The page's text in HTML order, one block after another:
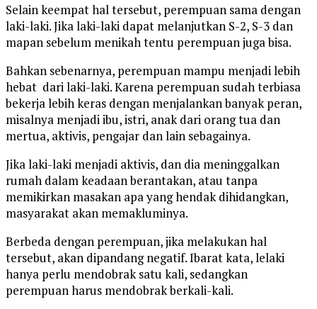
Selain keempat hal tersebut, perempuan sama dengan
laki-laki. Jika laki-laki dapat melanjutkan S-2, S-3 dan
mapan sebelum menikah tentu perempuan juga bisa.
Bahkan sebenarnya, perempuan mampu menjadi lebih
hebat dari laki-laki. Karena perempuan sudah terbiasa
bekerja lebih keras dengan menjalankan banyak peran,
misalnya menjadi ibu, istri, anak dari orang tua dan
mertua, aktivis, pengajar dan lain sebagainya.
Jika laki-laki menjadi aktivis, dan dia meninggalkan
rumah dalam keadaan berantakan, atau tanpa
memikirkan masakan apa yang hendak dihidangkan,
masyarakat akan memakluminya.
Berbeda dengan perempuan, jika melakukan hal
tersebut, akan dipandang negatif. Ibarat kata, lelaki
hanya perlu mendobrak satu kali, sedangkan
perempuan harus mendobrak berkali-kali.